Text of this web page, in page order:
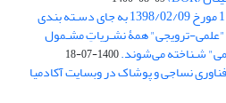
از تاریخ ابلاغ آیین نامه 11/25685 مورخ 1398/02/09 به جای دسـته بندی
ترویجی" همۀ نشـریاتِ مشـمول
شـناخته می‌شوند.1400-07-18
نساجی و پوشاک در وبسایت آکادمیا